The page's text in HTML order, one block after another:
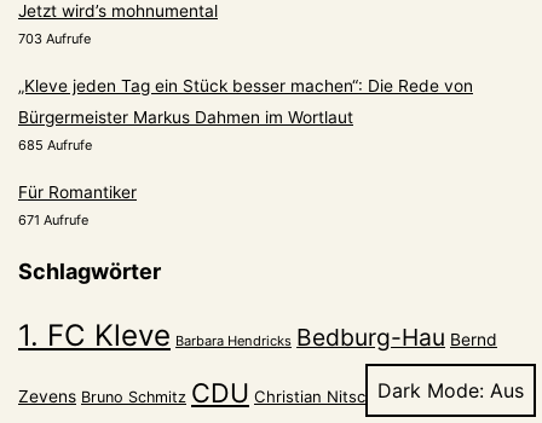
Jetzt wird’s mohnumental
703 Aufrufe
„Kleve jeden Tag ein Stück besser machen“: Die Rede von
Bürgermeister Markus Dahmen im Wortlaut
685 Aufrufe
Für Romantiker
671 Aufrufe
Schlagwörter
1. FC Kleve Barbara Hendricks Bedburg-Hau Bernd
Zevens Bruno Schmitz CDU Christian Nitsch Corona
Dark Mode: